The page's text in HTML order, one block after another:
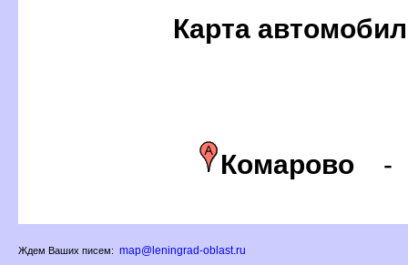
Карта
Комарово
Ждем Ваших писем: map@leningrad-oblast.ru